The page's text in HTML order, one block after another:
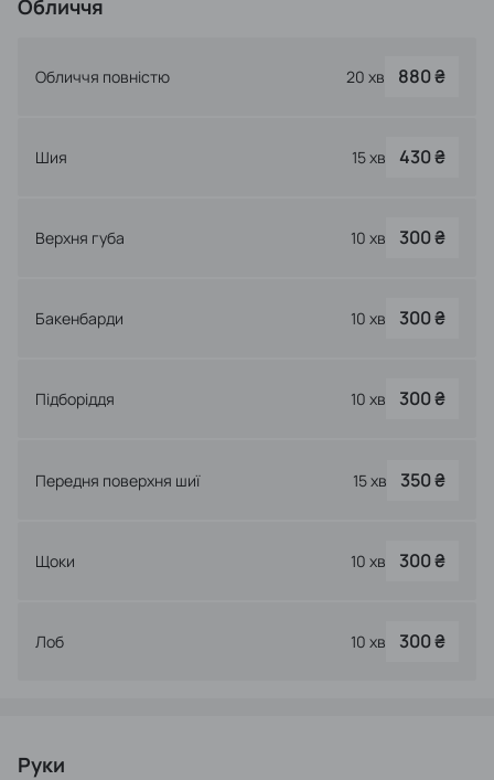
Обличчя
Обличчя повністю 20 хв 880 ₴
Шия 15 хв 430 ₴
Верхня губа 10 хв 300 ₴
Бакенбарди 10 хв 300 ₴
Підборіддя 10 хв 300 ₴
Передня поверхня шиї 15 хв 350 ₴
Щоки 10 хв 300 ₴
Лоб 10 хв 300 ₴
Руки